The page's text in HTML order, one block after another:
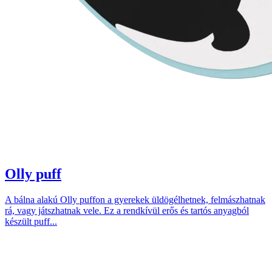
Olly puff
A bálna alakú Olly puffon a gyerekek üldögélhetnek, felmászhatnak
rá, vagy játszhatnak vele. Ez a rendkívül erős és tartós anyagból
készült puff...